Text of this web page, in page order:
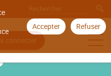
Accepter Refuser
connecter